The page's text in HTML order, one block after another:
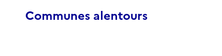
Communes alentours